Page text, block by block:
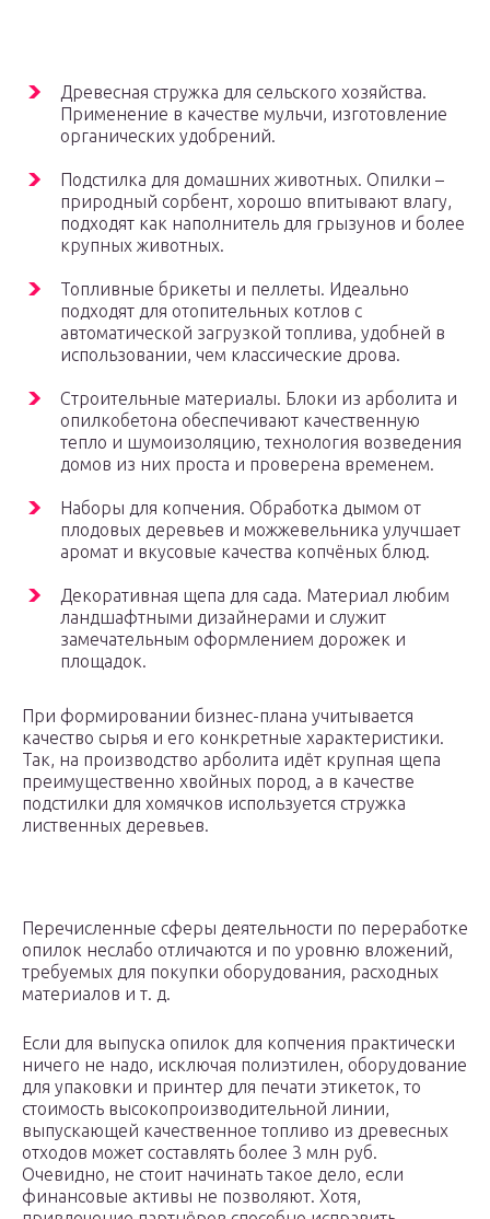
Древесная стружка для сельского хозяйства.
Применение в качестве мульчи, изготовление
органических удобрений.
Подстилка для домашних животных. Опилки –
природный сорбент, хорошо впитывают влагу,
подходят как наполнитель для грызунов и более
крупных животных.
Топливные брикеты и пеллеты. Идеально
подходят для отопительных котлов с
автоматической загрузкой топлива, удобней в
использовании, чем классические дрова.
Строительные материалы. Блоки из арболита и
опилкобетона обеспечивают качественную
тепло и шумоизоляцию, технология возведения
домов из них проста и проверена временем.
Наборы для копчения. Обработка дымом от
плодовых деревьев и можжевельника улучшает
аромат и вкусовые качества копчёных блюд.
Декоративная щепа для сада. Материал любим
ландшафтными дизайнерами и служит
замечательным оформлением дорожек и
площадок.
При формировании бизнес-плана учитывается
качество сырья и его конкретные характеристики.
Так, на производство арболита идёт крупная щепа
преимущественно хвойных пород, а в качестве
подстилки для хомячков используется стружка
лиственных деревьев.
Перечисленные сферы деятельности по переработке
опилок неслабо отличаются и по уровню вложений,
требуемых для покупки оборудования, расходных
материалов и т. д.
Если для выпуска опилок для копчения практически
ничего не надо, исключая полиэтилен, оборудование
для упаковки и принтер для печати этикеток, то
стоимость высокопроизводительной линии,
выпускающей качественное топливо из древесных
отходов может составлять более 3 млн руб.
Очевидно, не стоит начинать такое дело, если
финансовые активы не позволяют. Хотя,